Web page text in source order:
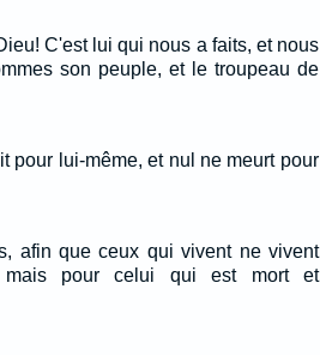
C'est lui qui nous a faits, et nous
son peuple, et le troupeau de
pour lui-même, et nul ne meurt pour
afin que ceux qui vivent ne vivent
mais pour celui qui est mort et